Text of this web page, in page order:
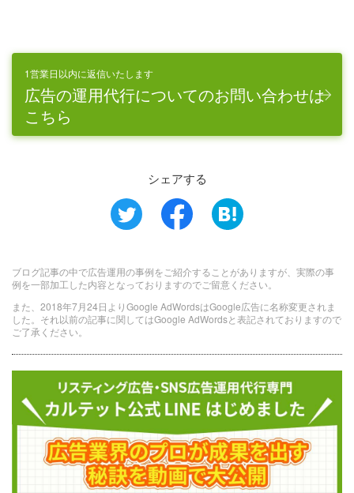
1営業日以内に返信いたします
広告の運用代行についてのお問い合わせは
こちら
シェアする
ブログ記事の中で広告運用の事例をご紹介することがありますが、実際の事
例を一部加工した内容となっておりますのでご留意ください。
また、2018年7月24日よりGoogle AdWordsはGoogle広告に名称変更されま
した。それ以前の記事に関してはGoogle AdWordsと表記されておりますので
ご了承ください。